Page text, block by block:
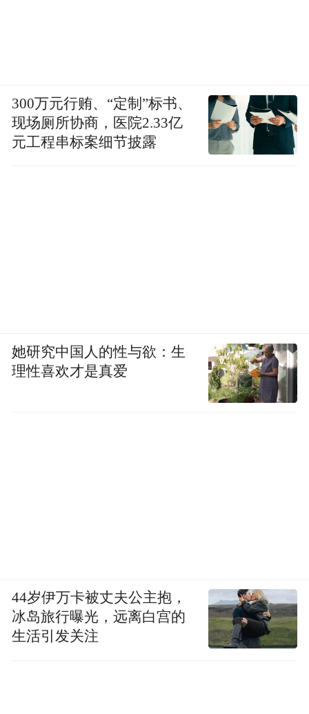
300万元行贿、“定制”标书、
现场厕所协商，医院2.33亿
元工程串标案细节披露
她研究中国人的性与欲：生
理性喜欢才是真爱
44岁伊万卡被丈夫公主抱，
冰岛旅行曝光，远离白宫的
生活引发关注